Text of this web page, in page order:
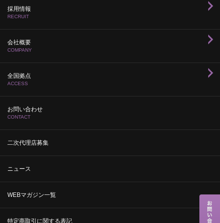
採用情報
RECRUIT
会社概要
COMPANY
全国拠点
ACCESS
お問い合わせ
CONTACT
二次代理店募集
ニュース
WEBマガジン一覧
特定商取引に関する表記